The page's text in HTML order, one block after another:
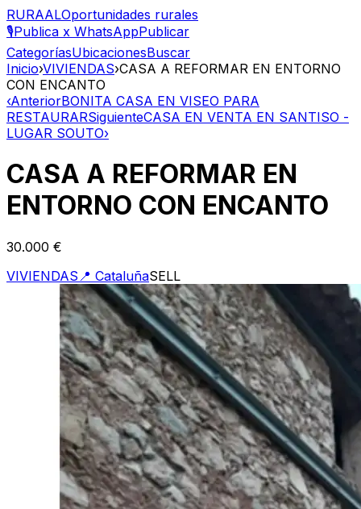
RURAALOportunidades rurales
🎙️Publica x WhatsAppPublicar
CategoríasUbicacionesBuscar
Inicio›VIVIENDAS›CASA A REFORMAR EN ENTORNO
CON ENCANTO
‹AnteriorBONITA CASA EN VISEO PARA
RESTAURARSiguienteCASA EN VENTA EN SANTISO -
LUGAR SOUTO›
CASA A REFORMAR EN
ENTORNO CON ENCANTO
30.000 €
VIVIENDAS 📍 CataluñaSELL